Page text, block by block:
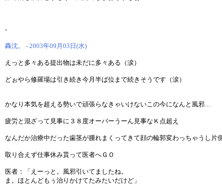
-
轟沈。 - 2003年09月03日(水)
えっと多々ある提出物は未だに多々ある（涙）
どぉやら修羅場は引き続き今月半ば位まで続きそうです（涙）
かなり本気を超える勢いで頑張らなきゃいけないこの今になんと風邪…
疲労と混ざって見事に３８度オーバーうーん見事なＫ点超え
なんだか治療中だった歯茎が腫れまくってきて顔の輪郭変わっちゃうし片
取り合えず仕事休み貰って医者へＧＯ
医者：「えーっと。風邪引いてましたね。
ま。ほとんどもぅ治りかけてたみたいだけど」